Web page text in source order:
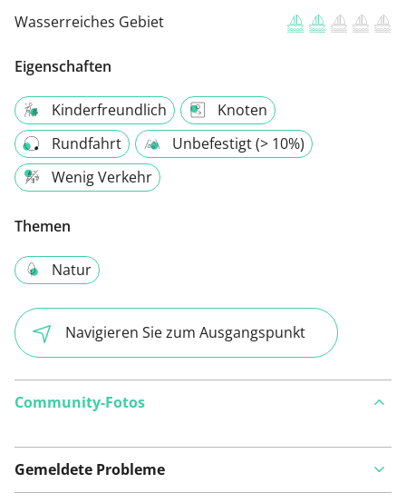
Wasserreiches Gebiet
Eigenschaften
Kinderfreundlich
Knoten
Rundfahrt
Unbefestigt (> 10%)
Wenig Verkehr
Themen
Natur
Navigieren Sie zum Ausgangspunkt
Community-Fotos
Gemeldete Probleme